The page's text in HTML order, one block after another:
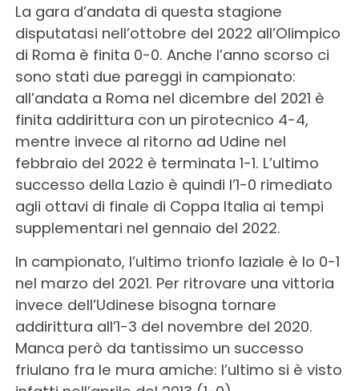
La gara d’andata di questa stagione
disputatasi nell’ottobre del 2022 all’Olimpico
di Roma è finita 0-0. Anche l’anno scorso ci
sono stati due pareggi in campionato:
all’andata a Roma nel dicembre del 2021 è
finita addirittura con un pirotecnico 4-4,
mentre invece al ritorno ad Udine nel
febbraio del 2022 è terminata 1-1. L’ultimo
successo della Lazio è quindi l’1-0 rimediato
agli ottavi di finale di Coppa Italia ai tempi
supplementari nel gennaio del 2022.
In campionato, l’ultimo trionfo laziale è lo 0-1
nel marzo del 2021. Per ritrovare una vittoria
invece dell’Udinese bisogna tornare
addirittura all’1-3 del novembre del 2020.
Manca però da tantissimo un successo
friulano fra le mura amiche: l’ultimo si è visto